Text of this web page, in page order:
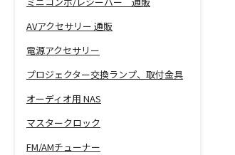
AVアクセサリー 通販
電源アクセサリー
プロジェクター交換ランプ、取付金具
オーディオ用 NAS
マスタークロック
FM/AMチューナー